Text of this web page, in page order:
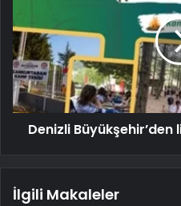
Denizli
İlgili Makaleler